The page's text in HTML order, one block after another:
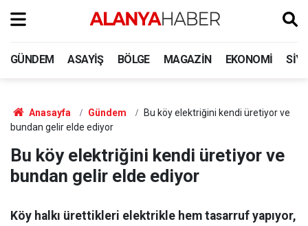
GÜNDEM ASAYIŞ BÖLGE MAGAZIN EKONOMI
Anasayfa Gündem
Bu köy elektriğini kendi üretiyor ve
bundan gelir elde ediyor
Bu köy elektriğini kendi üretiyor ve
bundan gelir elde ediyor
Köy halkı ürettikleri elektrikle hem tasarruf yapıyor,